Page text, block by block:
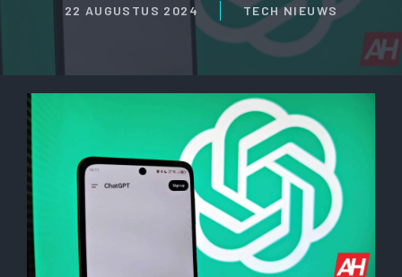
22 AUGUSTUS 2024 TECH NIEUWS